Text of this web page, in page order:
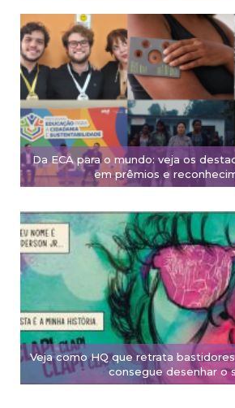
Da ECA para o mundo: veja os
em prêmios e
Veja como HQ que retrata
consegue desenhar o